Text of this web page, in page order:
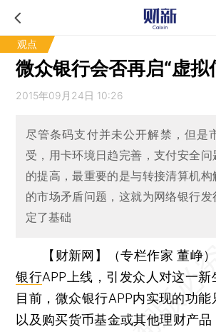
观点
微众银行会否再启“虚拟
2015年09月24日 10:26
尽管条码支付并未公开解禁，但是
受，用卡环境日趋完善，支付安全
的提高，最重要的是与转接清算机
的市场矛盾问题，这就为网络银行
定了基础
【财新网】（专栏作家 董峥）
银行APP上线，引发众人对这一新
目前，微众银行APP内实现的功能
以及购买货币基金或其他理财产